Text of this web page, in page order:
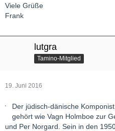
Viele Grüße
Frank
lutgra
Tamino-Mitglied
19. Juni 2016
Der jüdisch-dänische Komponist
gehört wie Vagn Holmboe zur
und Per Norgard. Sein in den